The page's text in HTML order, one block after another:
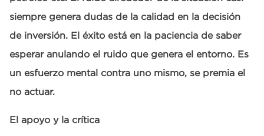
siempre genera dudas de la calidad en la decisión
de inversión. El éxito está en la paciencia de saber
esperar anulando el ruido que genera el entorno. Es
un esfuerzo mental contra uno mismo, se premia el
no actuar.
El apoyo y la crítica